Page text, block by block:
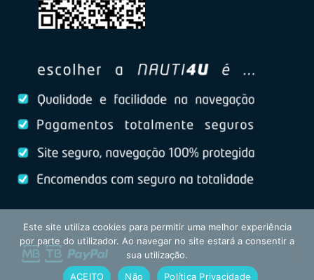
Este site utiliza cookies para permitir uma melhor experiência
por parte do utilizador. Ao navegar no site estará a consentir a
sua utilização.
ACEITO
Não Política Privacidade